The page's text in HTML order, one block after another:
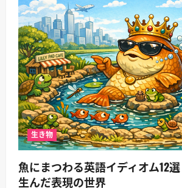
生き物
魚にまつわる英語イディオム12
生んだ表現の世界